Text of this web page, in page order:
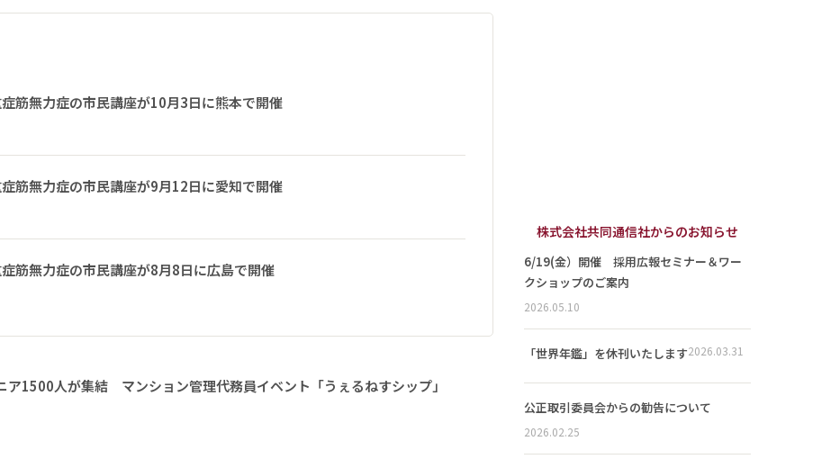
筋無力症の市民講座が10月3日に熊本で開催
筋無力症の市民講座が9月12日に愛知で開催
筋無力症の市民講座が8月8日に広島で開催
ア1500人が集結 マンション管理代務員イベント「うぇるねすシップ」
株式会社共同通信社からのお知らせ
6/19(金）開催 採用広報セミナー＆ワー
クショップのご案内
2026.05.10
「世界年鑑」を休刊いたします2026.03.31
公正取引委員会からの勧告について
2026.02.25